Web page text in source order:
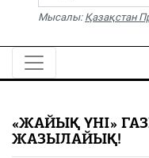
Спорт
Жалын
PDF
«Жайық үні» — 33
Каталог
Мысалы: Қазақстан
«ЖАЙЫҚ ҮНІ»
ЖАЗЫЛАЙЫҚ!